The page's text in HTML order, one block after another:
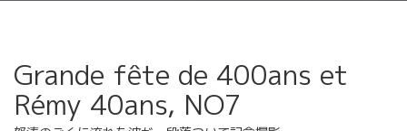
Grande fête de 400ans et
Rémy 40ans, NO7